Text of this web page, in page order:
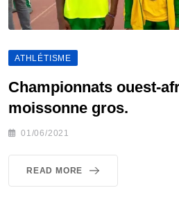
ATHLÉTISME
Championnats ouest-
moissonne gros.
01/06/2021
READ MORE